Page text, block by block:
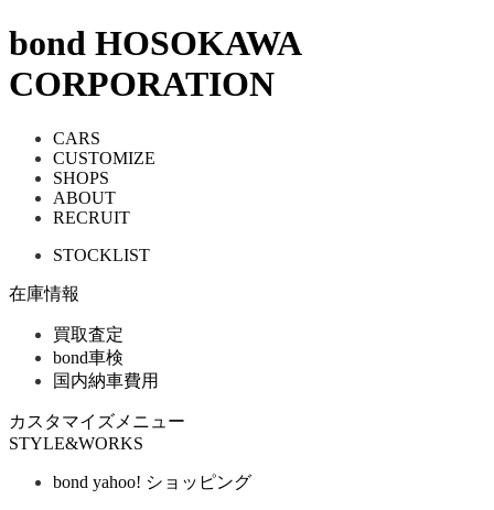
bond HOSOKAWA
CORPORATION
CARS
CUSTOMIZE
SHOPS
ABOUT
RECRUIT
STOCKLIST
在庫情報
買取査定
bond車検
国内納車費用
カスタマイズメニュー
STYLE&WORKS
bond yahoo! ショッピング